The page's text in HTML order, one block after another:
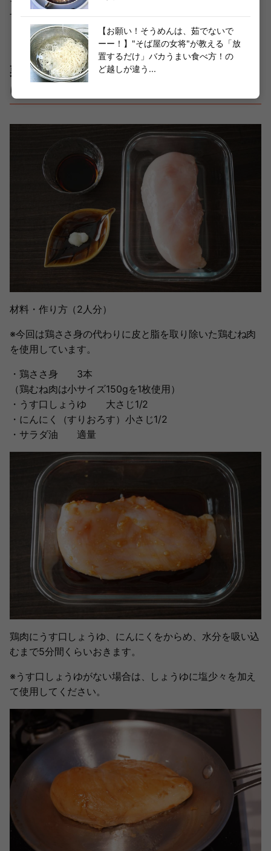
す。
栗原はるみさんおすすめトッピング②「鶏の
にんにくじょうゆ焼き」レシピ
材料・作り方（2人分）
※今回は鶏ささ身の代わりに皮と脂を取り除いた鶏むね肉
を使用しています。
・鶏ささ身 3本
（鶏むね肉は小サイズ150gを1枚使用）
・うす口しょうゆ 大さじ1/2
・にんにく（すりおろす）小さじ1/2
・サラダ油 適量
鶏肉にうす口しょうゆ、にんにくをからめ、水分を吸い込
むまで5分間くらいおきます。
※うす口しょうゆがない場合は、しょうゆに塩少々を加え
て使用してください。
【お願い！そうめんは、茹でないで
ーー！】"そば屋の女将"が教える「放
置するだけ」バカうまい食べ方！の
ど越しが違う...